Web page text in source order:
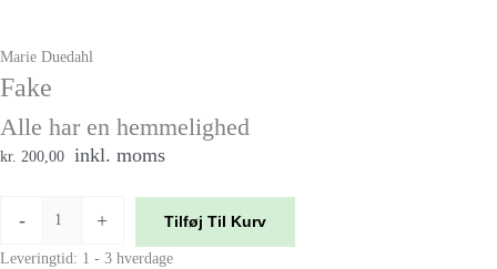
Marie Duedahl
Fake
Alle har en hemmelighed
kr. 200,00 inkl. moms
- + Tilføj Til Kurv
Leveringtid: 1 - 3 hverdage